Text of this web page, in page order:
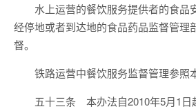
水上运营的餐饮服务提供者的食品安
经停地或者到达地的食品药品监督管理
督。
铁路运营中餐饮服务监督管理参照本
五十三条 本办法自2010年5月1日